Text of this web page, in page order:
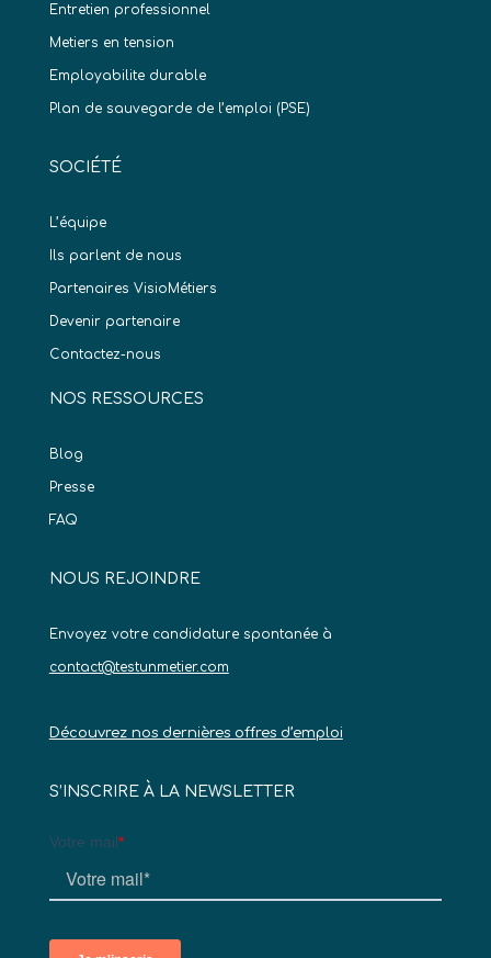
Entretien professionnel
Metiers en tension
Employabilite durable
Plan de sauvegarde de l’emploi (PSE)
SOCIÉTÉ
L’équipe
Ils parlent de nous
Partenaires VisioMétiers
Devenir partenaire
Contactez-nous
NOS RESSOURCES
Blog
Presse
FAQ
NOUS REJOINDRE
Envoyez votre candidature spontanée à
contact@testunmetier.com
Découvrez nos dernières offres d’emploi
S’INSCRIRE À LA NEWSLETTER